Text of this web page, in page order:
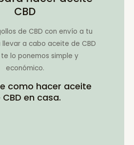
CBD
de CBD con envío a tu
a cabo aceite de CBD
lo ponemos simple y
económico.
como hacer aceite
CBD en casa.